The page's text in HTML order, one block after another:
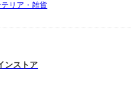
リア・雑貨
ンストア